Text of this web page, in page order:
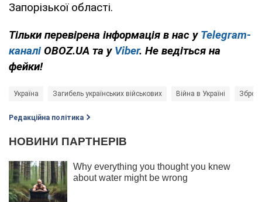
Запорізької області.
Тільки перевірена інформація в нас у Telegram-
каналі OBOZ.UA та у Viber. Не ведіться на
фейки!
Україна Загибель українських військових Війна в Україні
Редакційна політика